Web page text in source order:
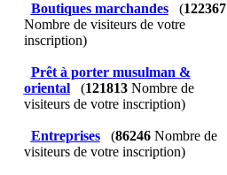
Boutiques marchandes (122367
Nombre de visiteurs de votre
inscription)
Prêt à porter musulman &
oriental
(121813Nombre de
visiteurs de votre inscription)
Entreprises (86246Nombre de
visiteurs de votre inscription)